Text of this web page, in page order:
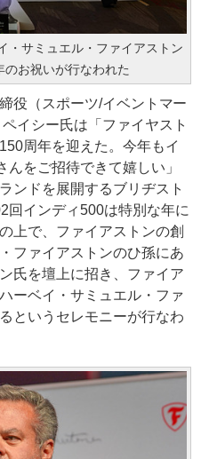
・サミュエル・ファイアストン
お祝いが行なわれた
役（スポーツ/イベントマー
イシー氏は「ファイヤスト
周年を迎えた。今年もイ
をご招待できて嬉しい」
ンドを展開するブリヂスト
回インディ500は特別な年に
上で、ファイアストンの創
ファイアストンのひ孫にあ
氏を壇上に招き、ファイア
ーベイ・サミュエル・ファ
というセレモニーが行なわ